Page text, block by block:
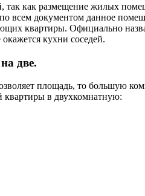
как размещение жилых
всем документом данное
квартиры. Официально
кухни соседей.
две.
площадь, то большую
квартиры в двухкомнатную: